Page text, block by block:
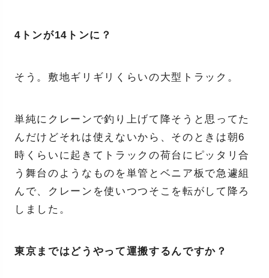
4トンが14トンに？
そう。敷地ギリギリくらいの大型トラック。
単純にクレーンで釣り上げて降そうと思ってた
んだけどそれは使えないから、そのときは朝6
時くらいに起きてトラックの荷台にピッタリ合
う舞台のようなものを単管とベニア板で急遽組
んで、クレーンを使いつつそこを転がして降ろ
しました。
東京まではどうやって運搬するんですか？